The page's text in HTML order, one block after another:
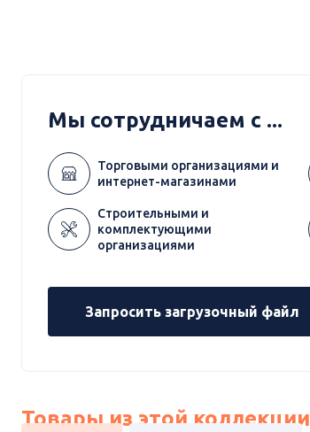
Мы сотрудничаем с ...
Торговыми организациями и
интернет-магазинами
Строительными и
комплектующими
организациями
Запросить загрузочный файл
Товары из этой коллекции